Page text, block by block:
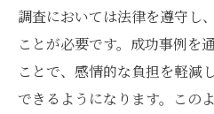
調査においては法律を遵守し
ことが必要です。成功事例を
ことで、感情的な負担を軽減
できるようになります。この